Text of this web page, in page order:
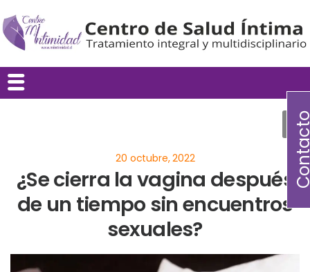
¿Se cierra la vagina después
de un tiempo sin encuentros
sexuales?